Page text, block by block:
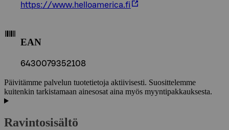
https://www.helloamerica.fi
EAN
6430079352108
Päivitämme palvelun tuotetietoja aktiivisesti. Suosittelemme
kuitenkin tarkistamaan ainesosat aina myös myyntipakkauksesta.
Ravintosisältö